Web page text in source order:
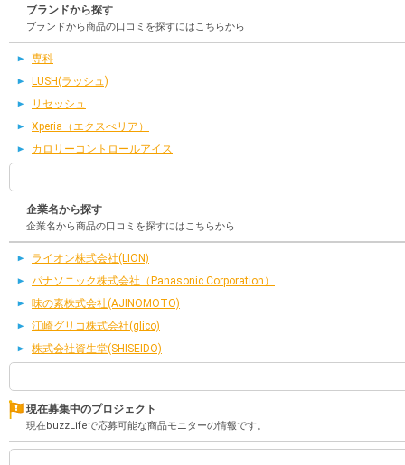
ブランドから探す
ブランドから商品の口コミを探すにはこちらから
専科
LUSH(ラッシュ)
リセッシュ
Xperia（エクスぺリア）
カロリーコントロールアイス
企業名から探す
企業名から商品の口コミを探すにはこちらから
ライオン株式会社(LION)
パナソニック株式会社（Panasonic Corporation）
味の素株式会社(AJINOMOTO)
江崎グリコ株式会社(glico)
株式会社資生堂(SHISEIDO)
現在募集中のプロジェクト
現在buzzLifeで応募可能な商品モニターの情報です。